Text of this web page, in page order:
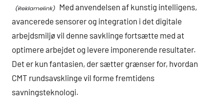
Med anvendelsen af kunstig intelligens,
avancerede sensorer og integration i det digitale
arbejdsmiljø vil denne savklinge fortsætte med at
optimere arbejdet og levere imponerende resultater.
Det er kun fantasien, der sætter grænser for, hvordan
CMT rundsavsklinge vil forme fremtidens
savningsteknologi.